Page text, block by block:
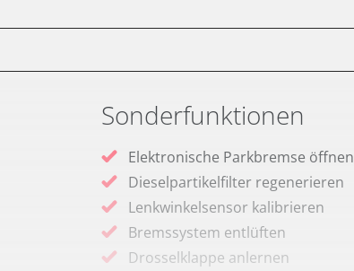
Sonderfunktionen
Elektronische Parkbremse öffnen
Dieselpartikelfilter regenerieren
Lenkwinkelsensor kalibrieren
Bremssystem entlüften
Drosselklappe anlernen